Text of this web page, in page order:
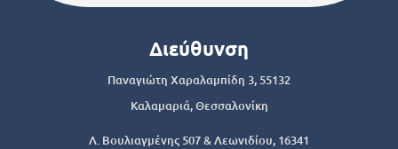
Διεύθυνση
Παναγιώτη Χαραλαμπίδη 3, 55132
Καλαμαριά, Θεσσαλονίκη
Λ. Βουλιαγμένης 507 & Λεωνιδίου, 16341